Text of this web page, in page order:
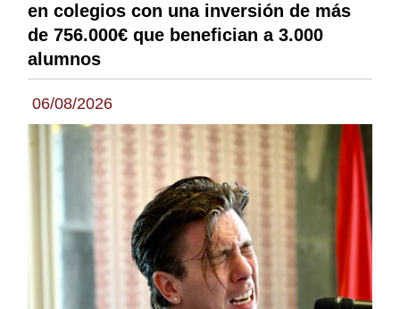
en colegios con una inversión de más
de 756.000€ que benefician a 3.000
alumnos
06/08/2026